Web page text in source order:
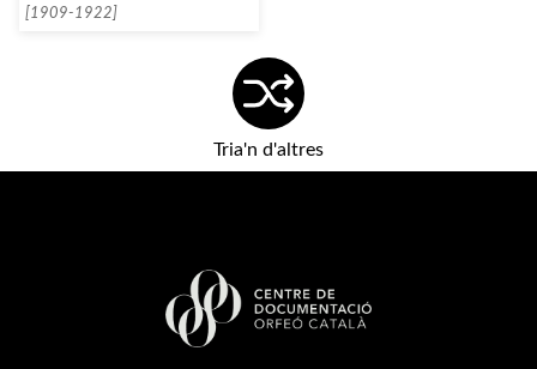
[1909-1922]
Tria'n d'altres